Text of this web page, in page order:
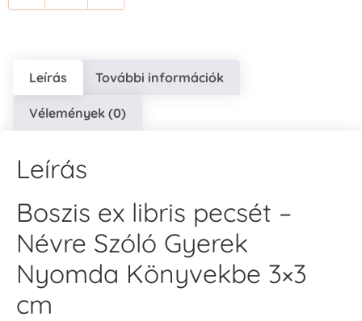
Leírás További információk
Vélemények (0)
Leírás
Boszis ex libris pecsét –
Névre Szóló Gyerek
Nyomda Könyvekbe 3×3
cm